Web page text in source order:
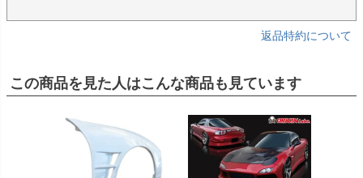
返品特約について
この商品を見た人はこんな商品も見ています